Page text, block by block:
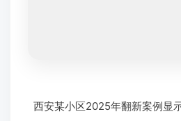
西安某小区2025年翻新案例显